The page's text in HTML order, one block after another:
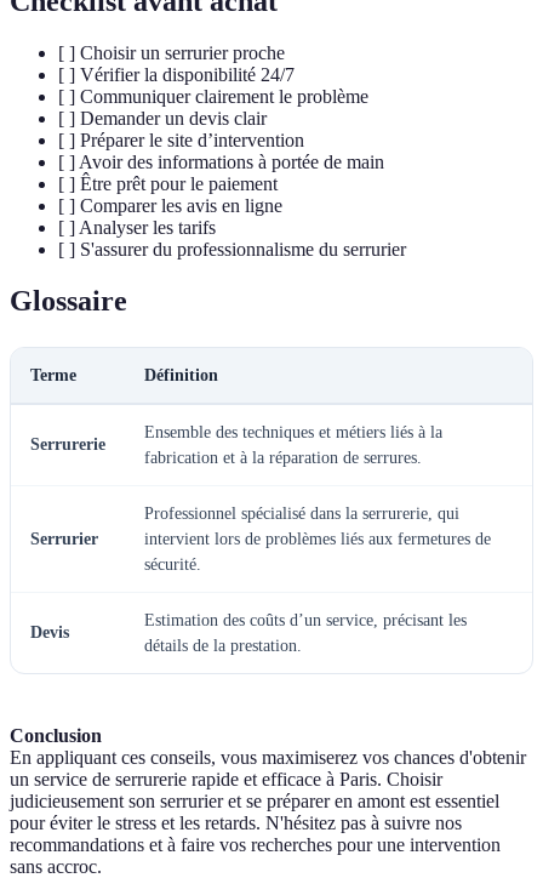
[ ] Choisir un serrurier proche
[ ] Vérifier la disponibilité 24/7
[ ] Communiquer clairement le problème
[ ] Demander un devis clair
[ ] Préparer le site d’intervention
[ ] Avoir des informations à portée de main
[ ] Être prêt pour le paiement
[ ] Comparer les avis en ligne
[ ] Analyser les tarifs
[ ] S'assurer du professionnalisme du serrurier
Glossaire
Terme Définition
Serrurerie
Ensemble des techniques et métiers liés à la
fabrication et à la réparation de serrures.
Serrurier
Professionnel spécialisé dans la serrurerie, qui
intervient lors de problèmes liés aux fermetures de
sécurité.
Devis
Estimation des coûts d’un service, précisant les
détails de la prestation.
Conclusion
En appliquant ces conseils, vous maximiserez vos chances d'obtenir
un service de serrurerie rapide et efficace à Paris. Choisir
judicieusement son serrurier et se préparer en amont est essentiel
pour éviter le stress et les retards. N'hésitez pas à suivre nos
recommandations et à faire vos recherches pour une intervention
sans accroc.